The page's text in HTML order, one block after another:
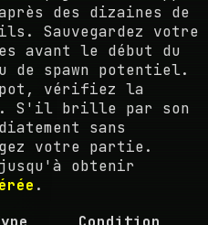
des dizaines de
Sauvegardez votre
avant le début du
de spawn potentiel.
vérifiez la
S'il brille par son
sans
votre partie.
obtenir
.